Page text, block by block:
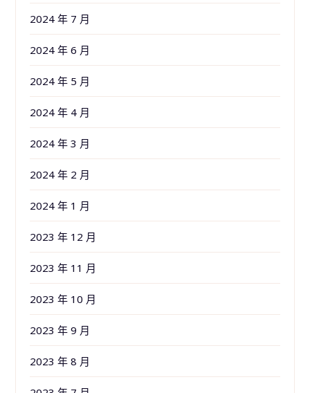
2024 年 7 月
2024 年 6 月
2024 年 5 月
2024 年 4 月
2024 年 3 月
2024 年 2 月
2024 年 1 月
2023 年 12 月
2023 年 11 月
2023 年 10 月
2023 年 9 月
2023 年 8 月